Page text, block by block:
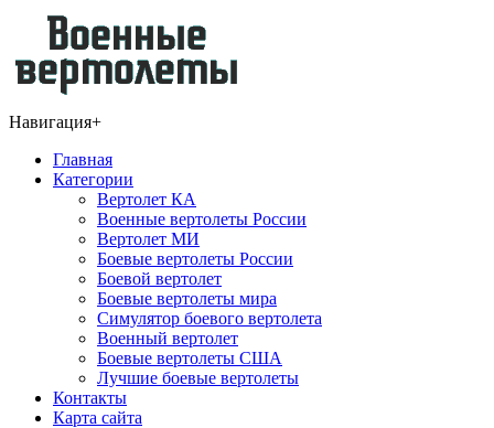
Навигация+
Главная
Категории
Вертолет КА
Военные вертолеты России
Вертолет МИ
Боевые вертолеты России
Боевой вертолет
Боевые вертолеты мира
Симулятор боевого вертолета
Военный вертолет
Боевые вертолеты США
Лучшие боевые вертолеты
Контакты
Карта сайта